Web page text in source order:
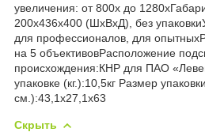
увеличения: от 800х до
200x436x400 (ШхВхД), без
для профессионалов, для
на 5 объективовРасположение
происхождения:КНР для ПАО
упаковке (кг.):10,5кг Размер
см.):43,1x27,1x63
Скрыть